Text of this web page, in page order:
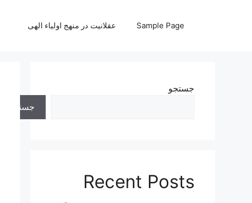
Sample Page عقلانیت در منهج اولیاء الهی
جستجو
جستجو
Recent Posts